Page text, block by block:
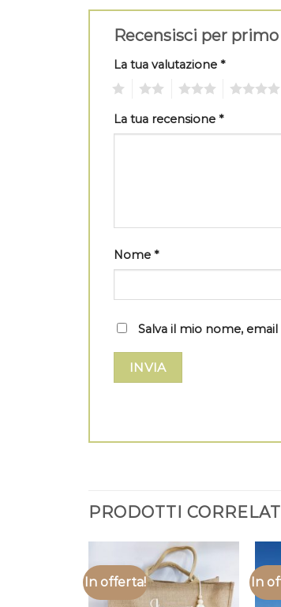
Recensisci per primo
La tua valutazione *
La tua recensione *
Nome *
Salva il mio nome,
PRODOTTI
In offerta! In